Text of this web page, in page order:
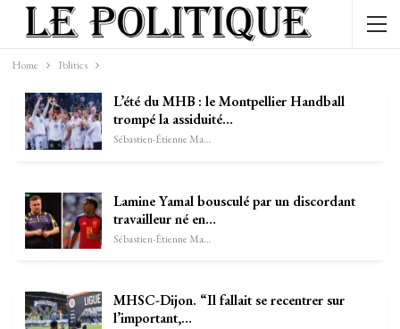
Home Politics
L’été du MHB : le Montpellier Handball
trompé la assiduité…
Sébastien-Étienne Marechal
Lamine Yamal bousculé par un discordant
travailleur né en…
Sébastien-Étienne Marechal
MHSC-Dijon. “Il fallait se recentrer sur
l’important,…